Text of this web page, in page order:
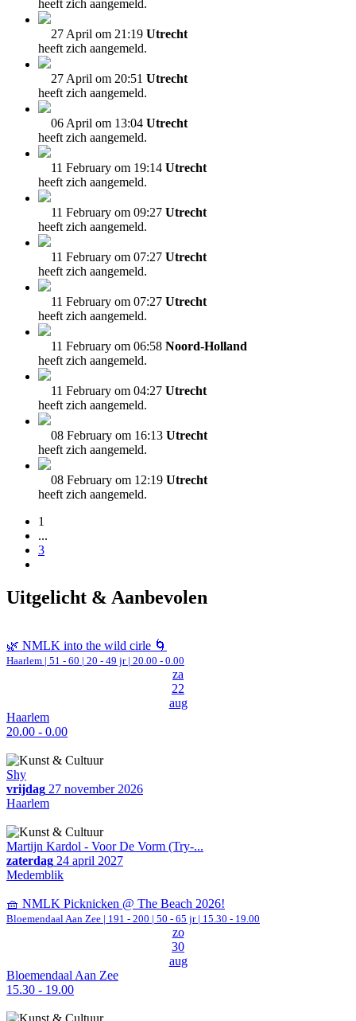
heeft zich aangemeld.
27 April om 21:19 Utrecht
heeft zich aangemeld.
27 April om 20:51 Utrecht
heeft zich aangemeld.
06 April om 13:04 Utrecht
heeft zich aangemeld.
11 February om 19:14 Utrecht
heeft zich aangemeld.
11 February om 09:27 Utrecht
heeft zich aangemeld.
11 February om 07:27 Utrecht
heeft zich aangemeld.
11 February om 07:27 Utrecht
heeft zich aangemeld.
11 February om 06:58 Noord-Holland
heeft zich aangemeld.
11 February om 04:27 Utrecht
heeft zich aangemeld.
08 February om 16:13 Utrecht
heeft zich aangemeld.
08 February om 12:19 Utrecht
heeft zich aangemeld.
1
...
3
Uitgelicht & Aanbevolen
🌿 NMLK into the wild cirle 🌀
Haarlem | 51 - 60 | 20 - 49 jr | 20.00 - 0.00
za
22
aug
Haarlem
20.00 - 0.00
Shy
vrijdag 27 november 2026
Haarlem
Martijn Kardol - Voor De Vorm (Try-...
zaterdag 24 april 2027
Medemblik
🧺 NMLK Picknicken @ The Beach 2026!
Bloemendaal Aan Zee | 191 - 200 | 50 - 65 jr | 15.30 - 19.00
zo
30
aug
Bloemendaal Aan Zee
15.30 - 19.00